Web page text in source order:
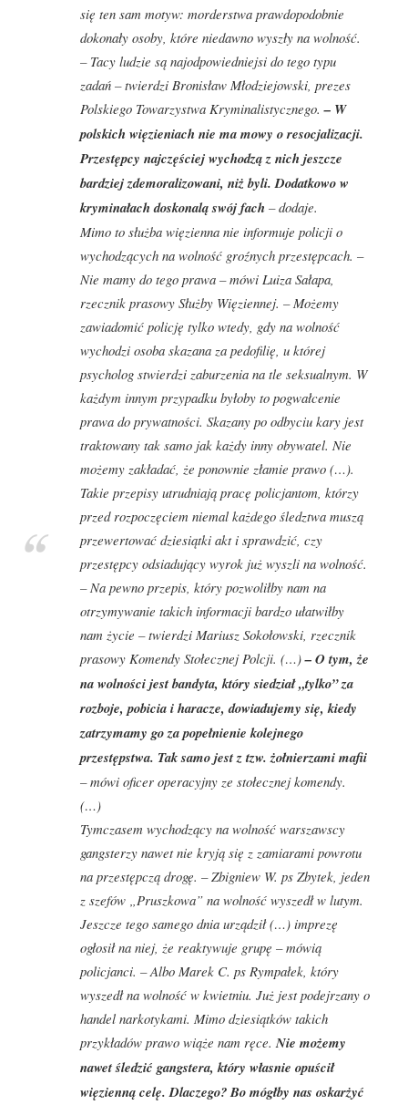
się ten sam motyw: morderstwa prawdopodobnie
dokonały osoby, które niedawno wyszły na wolność.
– Tacy ludzie są najodpowiedniejsi do tego typu
zadań – twierdzi Bronisław Młodziejowski, prezes
Polskiego Towarzystwa Kryminalistycznego.– W
polskich więzieniach nie ma mowy o resocjalizacji.
Przestępcy najczęściej wychodzą z nich jeszcze
bardziej zdemoralizowani, niż byli. Dodatkowo w
kryminałach doskonalą swój fach – dodaje.
Mimo to służba więzienna nie informuje policji o
wychodzących na wolność groźnych przestępcach. –
Nie mamy do tego prawa – mówi Luiza Sałapa,
rzecznik prasowy Służby Więziennej. – Możemy
zawiadomić policję tylko wtedy, gdy na wolność
wychodzi osoba skazana za pedofilię, u której
psycholog stwierdzi zaburzenia na tle seksualnym. W
każdym innym przypadku byłoby to pogwałcenie
prawa do prywatności. Skazany po odbyciu kary jest
traktowany tak samo jak każdy inny obywatel. Nie
możemy zakładać, że ponownie złamie prawo (…).
Takie przepisy utrudniają pracę policjantom, którzy
przed rozpoczęciem niemal każdego śledztwa muszą
przewertować dziesiątki akt i sprawdzić, czy
przestępcy odsiadujący wyrok już wyszli na wolność.
– Na pewno przepis, który pozwoliłby nam na
otrzymywanie takich informacji bardzo ułatwiłby
nam życie – twierdzi Mariusz Sokołowski, rzecznik
prasowy Komendy Stołecznej Polcji. (…)– O tym, że
na wolności jest bandyta, który siedział „tylko” za
rozboje, pobicia i haracze, dowiadujemy się, kiedy
zatrzymamy go za popełnienie kolejnego
przestępstwa. Tak samo jest z tzw. żołnierzami mafii
– mówi oficer operacyjny ze stołecznej komendy.
(…)
Tymczasem wychodzący na wolność warszawscy
gangsterzy nawet nie kryją się z zamiarami powrotu
na przestępczą drogę. – Zbigniew W. ps Zbytek, jeden
z szefów „Pruszkowa” na wolność wyszedł w lutym.
Jeszcze tego samego dnia urządził (…) imprezę
ogłosił na niej, że reaktywuje grupę – mówią
policjanci. – Albo Marek C. ps Rympałek, który
wyszedł na wolność w kwietniu. Już jest podejrzany o
handel narkotykami. Mimo dziesiątków takich
przykładów prawo wiąże nam ręce. Nie możemy
nawet śledzić gangstera, który własnie opuścił
więzienną celę. Dlaczego? Bo mógłby nas oskarżyć